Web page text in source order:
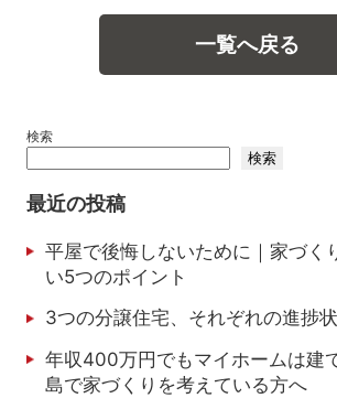
一覧へ戻る
検索
検索
最近の投稿
平屋で後悔しないために｜家づく
い5つのポイント
3つの分譲住宅、それぞれの進捗
年収400万円でもマイホームは建
島で家づくりを考えている方へ